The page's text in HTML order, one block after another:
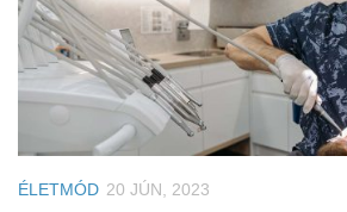
ÉLETMÓD 20 JÚN, 2023